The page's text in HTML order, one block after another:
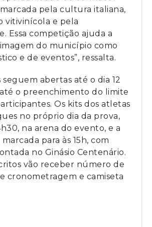
pela cultura italiana,
vitivinícola e pela
Essa competição ajuda a
do município como
e de eventos”, ressalta.
seguem abertas até o dia 12
o preenchimento do limite
Os kits dos atletas
no próprio dia da prova,
na arena do evento, e a
para às 15h, com
no Ginásio Centenário.
vão receber número de
cronometragem e camiseta